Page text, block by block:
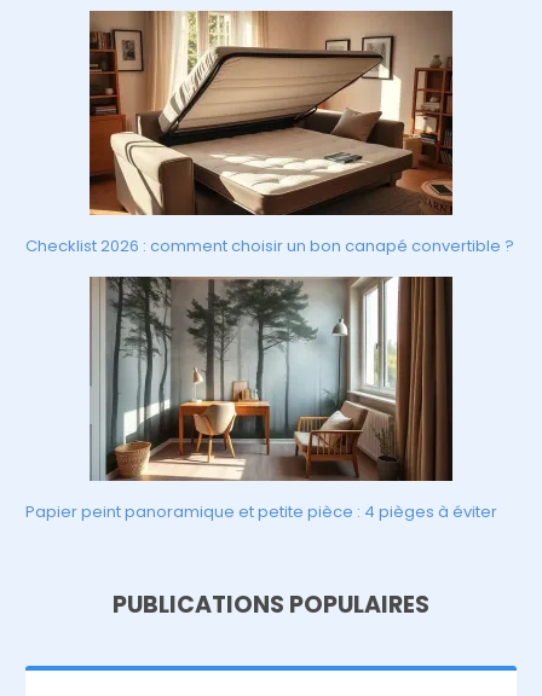
Checklist 2026 : comment choisir un bon canapé convertible ?
Papier peint panoramique et petite pièce : 4 pièges à éviter
PUBLICATIONS POPULAIRES